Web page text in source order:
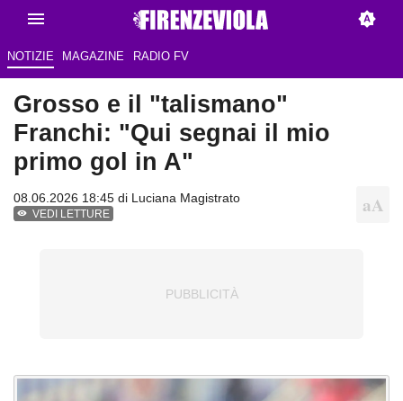
NOTIZIE MAGAZINE RADIO FV
Grosso e il "talismano"
Franchi: "Qui segnai il mio
primo gol in A"
08.06.2026 18:45 di Luciana Magistrato
VEDI LETTURE